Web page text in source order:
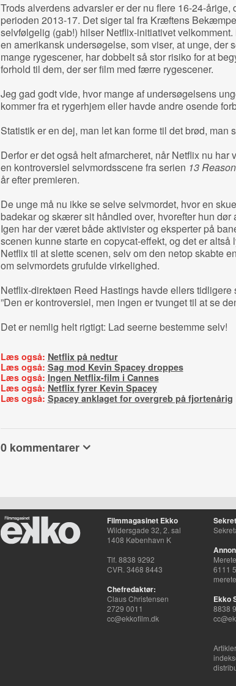
Trods alverdens advarsler er der nu flere 16-24-årige,
perioden 2013-17. Det siger tal fra Kræftens
selvfølgelig (gab!) hilser Netflix-initiativet
en amerikansk undersøgelse, som viser, at unge, der
mange rygescener, har dobbelt så stor risiko for at
forhold til dem, der ser film med færre rygescener.
Jeg gad godt vide, hvor mange af undersøgelsens
kommer fra et rygerhjem eller havde andre osende
Statistik er en dej, man let kan forme til det brød, man
Derfor er det også helt afmarcheret, når Netflix nu har
en kontroversiel selvmordsscene fra serien 13
år efter premieren.
De unge må nu ikke se selve selvmordet, hvor en
badekar og skærer sit håndled over, hvorefter hun dør
Igen har der været både aktivister og eksperter på
scenen kunne starte en copycat-effekt, og det er altså
Netflix til at slette scenen, selv om den netop skabte
om selvmordets grufulde virkelighed.
Netflix-direktøen Reed Hastings havde ellers tidligere
”Den er kontroversiel, men ingen er tvunget til at se
Det er nemlig helt rigtigt: Lad seerne bestemme selv!
Læs også: Netflix på nedtur
Læs også: Sag mod Kevin Spacey droppes
Læs også: Ingen Netflix-film i Cannes
Læs også: Netflix fyrer Kevin Spacey
Læs også: Spacey anklaget for overgreb på fjortenårig
0 kommentarer
Filmmagasinet Ekko
Wildersgade 32, 2. sal
1408 København K
Tlf. 8838 9292
CVR. 3468 8443
Chefredaktør:
Claus Christensen
2729 0011
cc@ekkofilm.dk
6111
Ekko
8838